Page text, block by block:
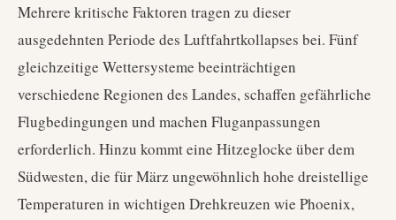
Mehrere kritische Faktoren tragen zu dieser
ausgedehnten Periode des Luftfahrtkollapses bei. Fünf
gleichzeitige Wettersysteme beeinträchtigen
verschiedene Regionen des Landes, schaffen gefährliche
Flugbedingungen und machen Fluganpassungen
erforderlich. Hinzu kommt eine Hitzeglocke über dem
Südwesten, die für März ungewöhnlich hohe dreistellige
Temperaturen in wichtigen Drehkreuzen wie Phoenix,